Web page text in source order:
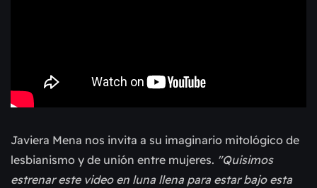
Javiera Mena nos invita a su imaginario mitológico de
lesbianismo y de unión entre mujeres. "Quisimos
estrenar este video en luna llena para estar bajo esta